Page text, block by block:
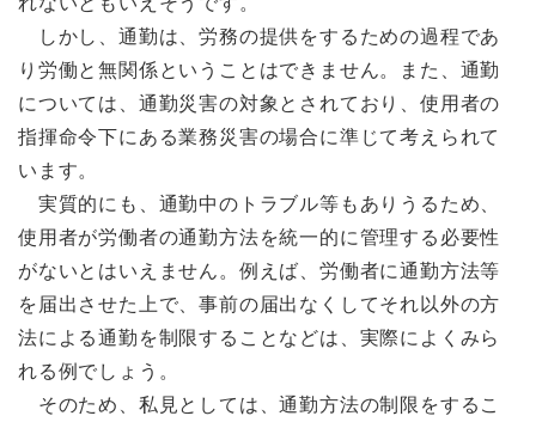
しかし、通勤は、労務の提供をするための過程であ
り労働と無関係ということはできません。また、通勤
については、通勤災害の対象とされており、使用者の
指揮命令下にある業務災害の場合に準じて考えられて
います。
実質的にも、通勤中のトラブル等もありうるため、
使用者が労働者の通勤方法を統一的に管理する必要性
がないとはいえません。例えば、労働者に通勤方法等
を届出させた上で、事前の届出なくしてそれ以外の方
法による通勤を制限することなどは、実際によくみら
れる例でしょう。
そのため、私見としては、通勤方法の制限をするこ